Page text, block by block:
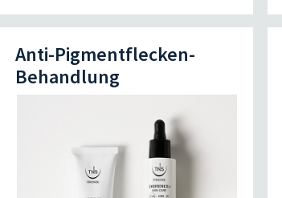
Anti-Pigmentflecken-
Behandlung